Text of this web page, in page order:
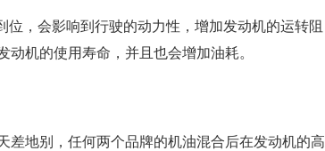
，会影响到行驶的动力性，增加发动机的运转阻
机的使用寿命，并且也会增加油耗。
差地别，任何两个品牌的机油混合后在发动机的高